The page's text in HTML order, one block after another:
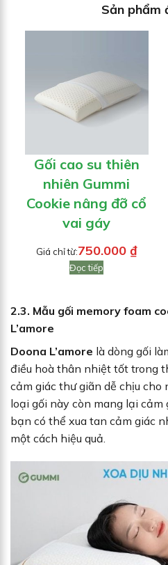
Sản phẩm
Gối cao su thiên
nhiên Gummi
Cookie nâng đỡ cổ
vai gáy
Giá chỉ từ:750.000 ₫
Đọc tiếp
2.3. Mẫu gối memory foam
L’amore
Doona L’amore là dòng gối
điều hoà thân nhiệt tốt trong
cảm giác thư giãn dễ chịu cho
loại gối này còn mang lại cảm
bạn có thể xua tan cảm giác
một cách hiệu quả.